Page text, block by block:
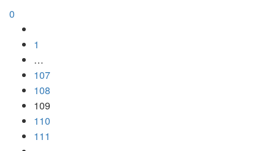
0
1
…
107
108
109
110
111